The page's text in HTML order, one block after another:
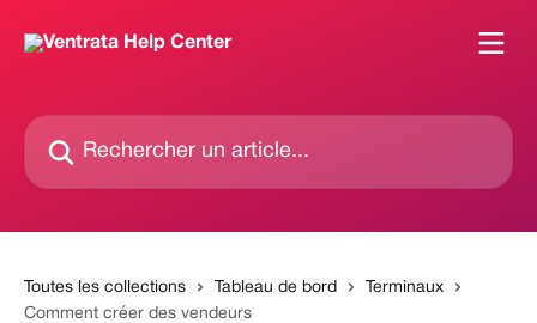
Rechercher un article...
Toutes les collections Tableau de bord
Terminaux
Comment créer des vendeurs